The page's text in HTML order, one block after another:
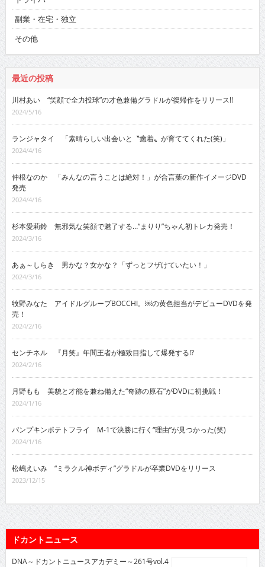
副業・在宅・独立
その他
最近の投稿
川村あい “笑顔で全力投球”の才色兼備グラドルが復帰作をリリース!!
2024/5/16
ランジャタイ 「素晴らしい出会いと〝癒着〟が育ててくれた(笑)」
2024/4/16
仲根なのか 「みんなの言うことは絶対！」が合言葉の新作イメージDVD
発売
2024/4/16
杉本愛莉鈴 無邪気な笑顔で魅了する…“まりり”ちゃん初トレカ発売！
2024/3/16
あぁ～しらき 男かな？女かな？「ずっとフザけていたい！」
2024/3/16
牧野みなた アイドルグループBOCCHI。￼の黄色担当がデビューDVDを発
売！
2024/2/16
センチネル 『月笑』年間王者が極致目指して爆発する!?
2024/2/16
月野もも 美貌と才能を兼ね備えた“奇跡の原石”がDVDに初挑戦！
2024/1/16
パンプキンポテトフライ M-1で決勝に行く“理由”が見つかった(笑)
2024/1/16
松嶋えいみ “ミラクル神ボディ”グラドルが卒業DVDをリリース
2023/12/15
ドカントニュース
DNA～ドカントニュースアカデミー～261号vol.4